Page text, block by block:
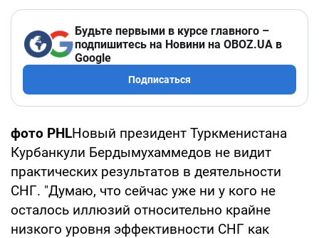
Будьте первыми в курсе главного –
подпишитесь на Новини на OBOZ.UA в
Google
Подписаться
фото PHLНовый президент Туркменистана
Курбанкули Бердымухаммедов не видит
практических результатов в деятельности
СНГ. "Думаю, что сейчас уже ни у кого не
осталось иллюзий относительно крайне
низкого уровня эффективности СНГ как